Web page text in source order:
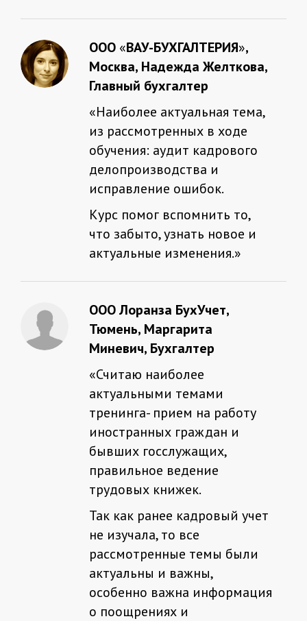
ООО «ВАУ-БУХГАЛТЕРИЯ»,
Москва, Надежда Желткова,
Главный бухгалтер
«Наиболее актуальная тема,
из рассмотренных в ходе
обучения: аудит кадрового
делопроизводства и
исправление ошибок.
Курс помог вспомнить то,
что забыто, узнать новое и
актуальные изменения.»
ООО Лоранза БухУчет,
Тюмень, Маргарита
Миневич, Бухгалтер
«Считаю наиболее
актуальными темами
тренинга- прием на работу
иностранных граждан и
бывших госслужащих,
правильное ведение
трудовых книжек.
Так как ранее кадровый учет
не изучала, то все
рассмотренные темы были
актуальны и важны,
особенно важна информация
о поощрениях и